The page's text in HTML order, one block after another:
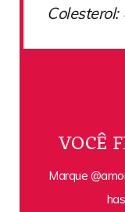
Colesterol:
VOCÊ
Marque